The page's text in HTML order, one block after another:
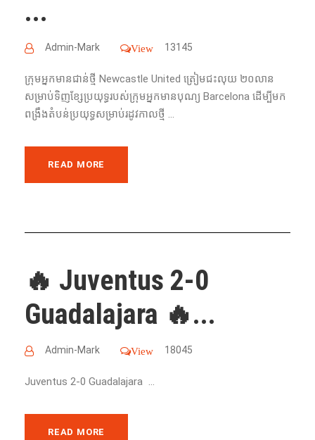
...
Admin-Mark View 13145
ក្រុមអ្នកមានជាន់ថ្មី Newcastle United ត្រៀមជះលុយ ២០លាន
សម្រាប់ទិញខ្សែប្រយុទ្ធរបស់ក្រុមអ្នកមានបុណ្យ Barcelona ដើម្បីមក
ពង្រឹងតំបន់ប្រយុទ្ធសម្រាប់រដូវកាលថ្មី ...
READ MORE
🔥 Juventus 2-0
Guadalajara 🔥...
Admin-Mark View 18045
Juventus 2-0 Guadalajara ...
READ MORE